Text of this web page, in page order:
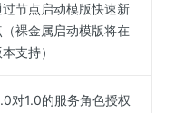
节点启动模版快速新
裸金属启动模版将在
支持）
对1.0的服务角色授权